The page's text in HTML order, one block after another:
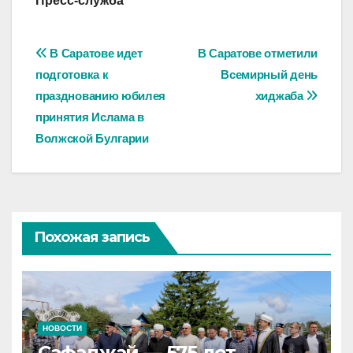
Навигация
по
записям
В Саратове отметили
Всемирный день
хиджаба
В Саратове идет
подготовка к
празднованию юбилея
принятия Ислама в
Волжской Булгарии
Похожая запись
НОВОСТИ